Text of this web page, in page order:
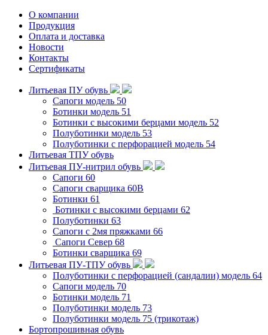
О компании
Продукция
Оплата и доставка
Новости
Контакты
Сертификаты
Литьевая ПУ обувь
Сапоги модель 50
Ботинки модель 51
Ботинки с высокими берцами модель 52
Полуботинки модель 53
Полуботинки с перфорацией модель 54
Литьевая ТПУ обувь
Литьевая ПУ-нитрил обувь
Сапоги 60
Сапоги сварщика 60B
Ботинки 61
Ботинки с высокими берцами 62
Полуботинки 63
Сапоги с 2мя пряжками 66
Сапоги Север 68
Ботинки сварщика 69
Литьевая ПУ-ТПУ обувь
Полуботинки с перфорацией (сандалии) модель 64
Сапоги модель 70
Ботинки модель 71
Полуботинки модель 73
Полуботинки модель 75 (трикотаж)
Бортопрошивная обувь